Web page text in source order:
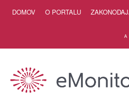
DOMOV O PORTALU
A